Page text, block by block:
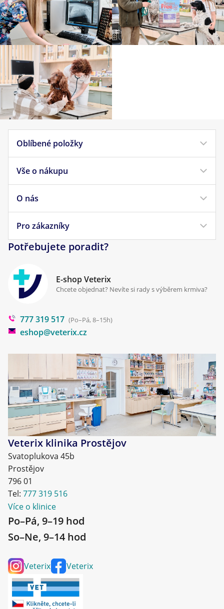
Oblíbené položky
Krmivo pro psy
Krmivo pro kočky
Veterinární diety
Pamlsky pro psy
Vše o nákupu
Doprava a platba
Obchodní podmínky
Reklamace a vrácení
Cookies a podmínky používání
O nás
Náš příběh
Pro zákazníky
Klinika Prostějov
Poradna
Blog
Potřebujete poradit?
E-shop Veterix
Chcete objednat? Nevíte si rady s výběrem krmiva?
777 319 517 (Po–Pá, 8–15h)
eshop@veterix.cz
Veterix klinika Prostějov
Svatoplukova 45b
Prostějov
796 01
Tel: 777 319 516
Více o klinice
Po–Pá, 9–19 hod
So–Ne, 9–14 hod
Veterix Veterix